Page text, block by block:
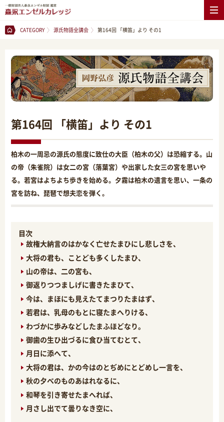
CATEGORY 源氏物語全講会 第164回 「横笛」より その1
第164回 「横笛」より その1
柏木の一周忌の源氏の態度に致仕の大臣（柏木の父）は恐縮する。山
の帝（朱雀院）は女二の宮（落葉宮）や出家した女三の宮を思いや
る。若宮はよちよち歩きを始める。夕霧は柏木の遺言を思い、一条の
宮を訪ね、琵琶で想夫恋を弾く。
目次
故権大納言のはかなく亡せたまひにし悲しさを、
大将の君も、ことども多くしたまひ、
山の帝は、二の宮も、
御返りつつましげに書きたまひて、
今は、まほにも見えたてまつりたまはず、
若君は、乳母のもとに寝たまへりける、
わづかに歩みなどしたまふほどなり。
御歯の生ひ出づるに食ひ当てむとて、
月日に添へて、
大将の君は、かの今はのとぢめにとどめし一言を、
秋の夕べのものあはれなるに、
和琴を引き寄せたまへれば、
月さし出でて曇りなき空に、